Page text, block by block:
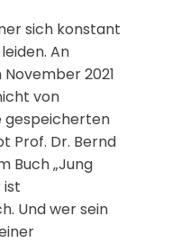
sich konstant
An
2021
von
gespeicherten
Prof. Dr. Bernd
Buch „Jung
ist
Und wer sein